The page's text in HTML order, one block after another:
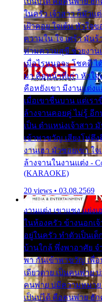
ในครัว เจ้าสาว ก็มัวแ
เฝ้าคอย ใจเต้น หัวใจ
ความใน ใจ เศร้า มัน
ท่ามความสุขี ช่วยงาน
เมื่อไรหนอจะ โชคดี
มา คือหน้าที่เก่า หัวใ
คือหยังเขา มีงานแต่ง
เมื่อเขาชื่นบาน แต่เร
ล้างจานคอยคู่ ไม่รู้ อีก
เป็น ตำแหน่งเจ้าสาว
เข้าพาขวัญ เสียงโห่ตึ
งานเฮา มัวซอยเขา ใ
ล้างจานในงานแต่ง -
(KARAOKE)
20 views • 03.08.2569
งานแต่ง เขาแซง แย่ง
ในห้องครัว ข้างนอกเจ้
อยู่ในครัว ทำตัวเป็นเ
บ้านใกล้ พึ่งพาอาศัย จ
พา กันเข้าพาขวัญ เพื่อ
เดียวดาย เป็นคนพ่าย
คนพ่าย บ่มีความหมาย
เป็นบ่ได้ คือคนพ่าย ฮั